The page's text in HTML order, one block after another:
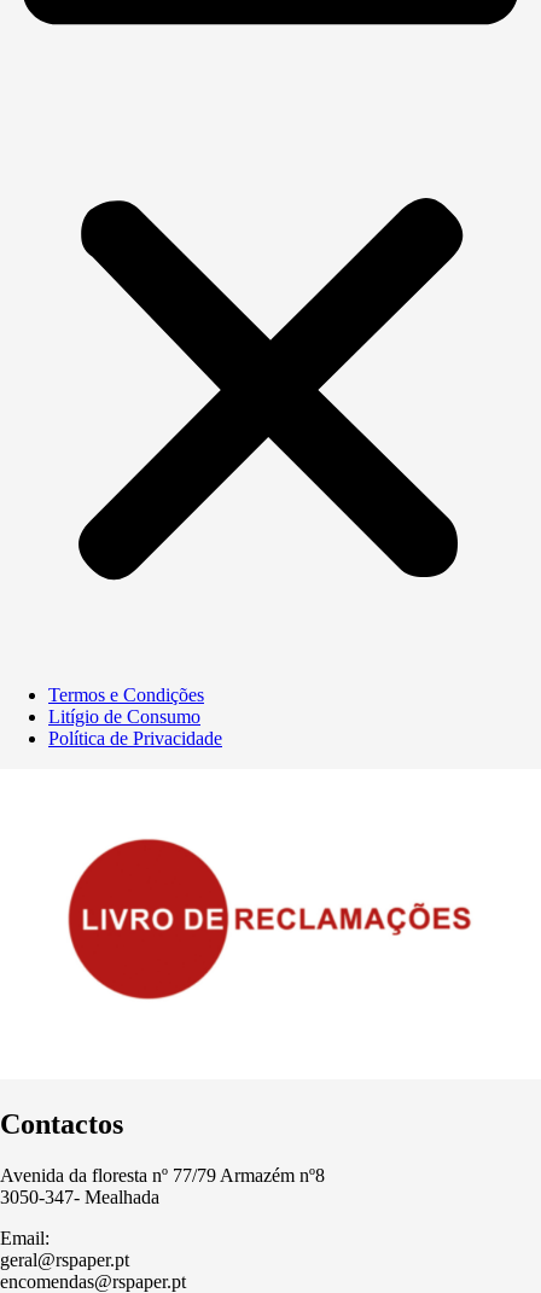
Termos e Condições
Litígio de Consumo
Política de Privacidade
Contactos
Avenida da floresta nº 77/79 Armazém nº8
3050-347- Mealhada
Email:
geral@rspaper.pt
encomendas@rspaper.pt